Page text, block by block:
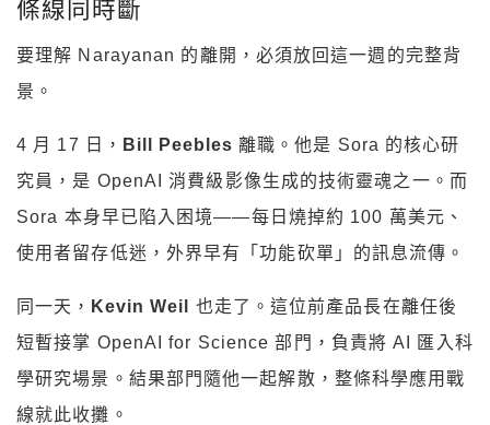
條線同時斷
要理解 Narayanan 的離開，必須放回這一週的完整背
景。
4 月 17 日， Bill Peebles 離職。他是 Sora 的核心研
究員，是 OpenAI 消費級影像生成的技術靈魂之一。而
Sora 本身早已陷入困境——每日燒掉約 100 萬美元、
使用者留存低迷，外界早有「功能砍單」的訊息流傳。
同一天， Kevin Weil
也走了。這位前產品長在離任後
短暫接掌 OpenAI for Science 部門，負責將 AI 匯入科
學研究場景。結果部門隨他一起解散，整條科學應用戰
線就此收攤。